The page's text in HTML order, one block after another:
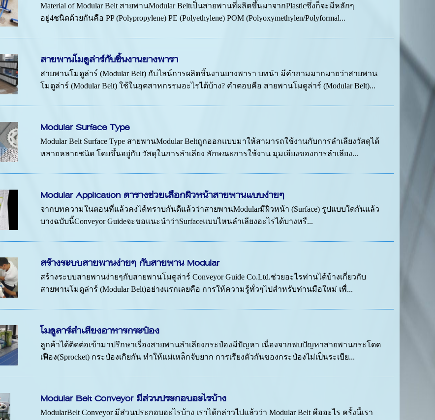
Material of Modular Belt สายพานModular Beltเป็นสายพานที่ผลิตขึ้นมาจากPlasticซึ่งก็จะมีหลักๆ
อยู่4ชนิดด้วยกันคือ PP (Polypropylene) PE (Polyethylene) POM (Polyoxymethylen/Polyformal...
สายพานโมดูล่าร์กับชิ้นงานยางพารา
สายพานโมดูล่าร์ (Modular Belt) กับไลน์การผลิตชิ้นงานยางพารา บทนำ มีคำถามมากมายว่าสายพาน
โมดูล่าร์ (Modular Belt) ใช้ในอุตสาหกรรมอะไรได้บ้าง? คำตอบคือ สายพานโมดูล่าร์ (Modular Belt)...
Modular Surface Type
Modular Belt Surface Type สายพานModular Beltถูกออกแบบมาให้สามารถใช้งานกับการลำเลียงวัสดุได้
หลายหลายชนิด โดยขึ้นอยู่กับ วัสดุในการลำเลียง ลักษณะการใช้งาน มุมเอียงของการลำเลียง...
Modular Application ตารางช่วยเลือกผิวหน้าสายพานแบบง่ายๆ
จากบทความในตอนที่แล้วคงได้ทราบกันดีแล้วว่าสายพานModularมีผิวหน้า (Surface) รูปแบบใดกันแล้ว
บางฉบับนี้Conveyor Guideจะขอแนะนำว่าSurfaceแบบไหนลำเลียงอะไรได้บางหรื...
สร้างระบบสายพานง่ายๆ กับสายพาน Modular
สร้างระบบสายพานง่ายๆกับสายพานโมดูล่าร์ Conveyor Guide Co.Ltd.ช่วยอะไรท่านได้บ้างเกี่ยวกับ
สายพานโมดูล่าร์ (Modular Belt)อย่างแรกเลยคือ การให้ความรู้ทั่วๆไปสำหรับท่านมือใหม่ เพื่...
โมดูลาร์ลำเลียงอาหารกระป๋อง
ลูกค้าได้ติดต่อเข้ามาปรึกษาเรื่องสายพานลำเลียงกระป๋องมีปัญหา เนื่องจากพบปัญหาสายพานกระโดด
เฟือง(Sprocket) กระป๋องเกิยกัน ทำให้แม่เหล็กจับยาก การเรียงตัวกันของกระป๋องไม่เป็นระเบีย...
Modular Belt Conveyor มีส่วนประกอบอะไรบ้าง
ModularBelt Conveyor มีส่วนประกอบอะไรบ้าง เราได้กล่าวไปแล้วว่า Modular Belt คืออะไร ครั้งนี้เรา